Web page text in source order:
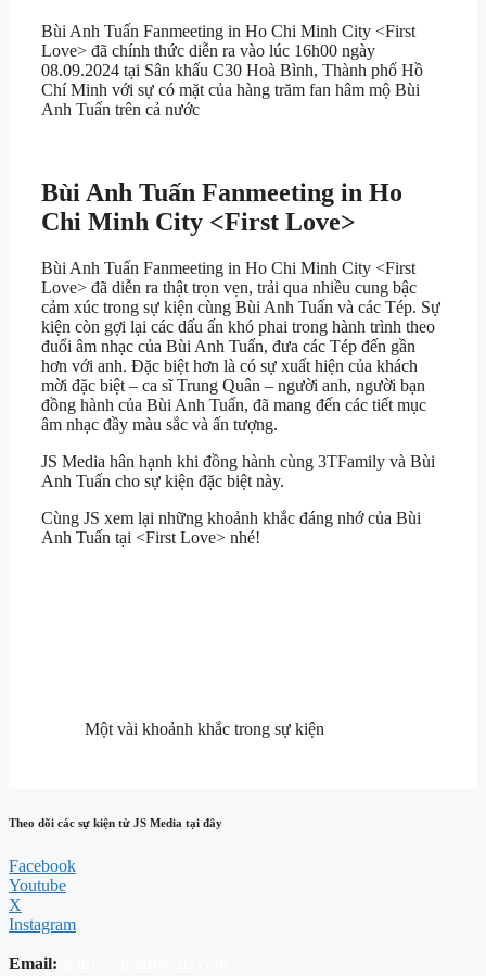
Bùi Anh Tuấn Fanmeeting in Ho Chi Minh City <First
Love> đã chính thức diễn ra vào lúc 16h00 ngày
08.09.2024 tại Sân khấu C30 Hoà Bình, Thành phố Hồ
Chí Minh với sự có mặt của hàng trăm fan hâm mộ Bùi
Anh Tuấn trên cả nước
Bùi Anh Tuấn Fanmeeting in Ho
Chi Minh City <First Love>
Bùi Anh Tuấn Fanmeeting in Ho Chi Minh City <First
Love> đã diễn ra thật trọn vẹn, trải qua nhiều cung bậc
cảm xúc trong sự kiện cùng Bùi Anh Tuấn và các Tép. Sự
kiện còn gợi lại các dấu ấn khó phai trong hành trình theo
đuổi âm nhạc của Bùi Anh Tuấn, đưa các Tép đến gần
hơn với anh. Đặc biệt hơn là có sự xuất hiện của khách
mời đặc biệt – ca sĩ Trung Quân – người anh, người bạn
đồng hành của Bùi Anh Tuấn, đã mang đến các tiết mục
âm nhạc đầy màu sắc và ấn tượng.
JS Media hân hạnh khi đồng hành cùng 3TFamily và Bùi
Anh Tuấn cho sự kiện đặc biệt này.
Cùng JS xem lại những khoảnh khắc đáng nhớ của Bùi
Anh Tuấn tại <First Love> nhé!
Một vài khoảnh khắc trong sự kiện
Theo dõi các sự kiện từ JS Media tại đây
Facebook
Youtube
X
Instagram
Email: